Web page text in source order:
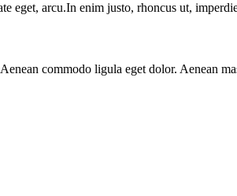
eget, arcu.In enim justo, rhoncus ut,
commodo ligula eget dolor. Aenean